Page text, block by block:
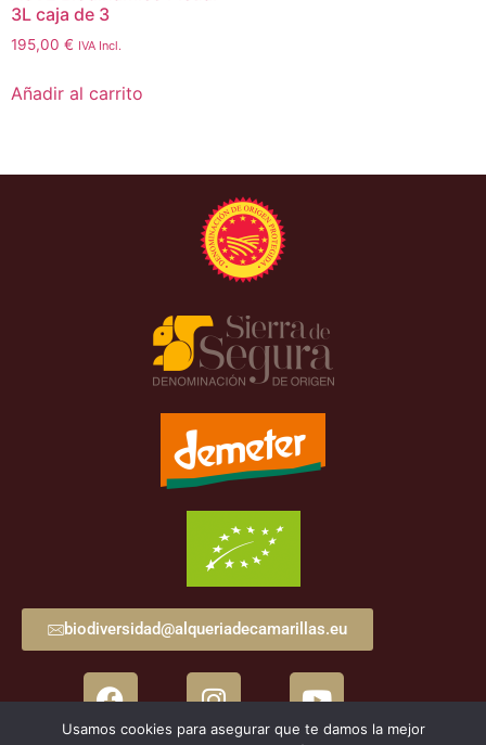
3L caja de 3
195,00 € IVA Incl.
Añadir al carrito
biodiversidad@alqueriadecamarillas.eu
Usamos cookies para asegurar que te damos la mejor